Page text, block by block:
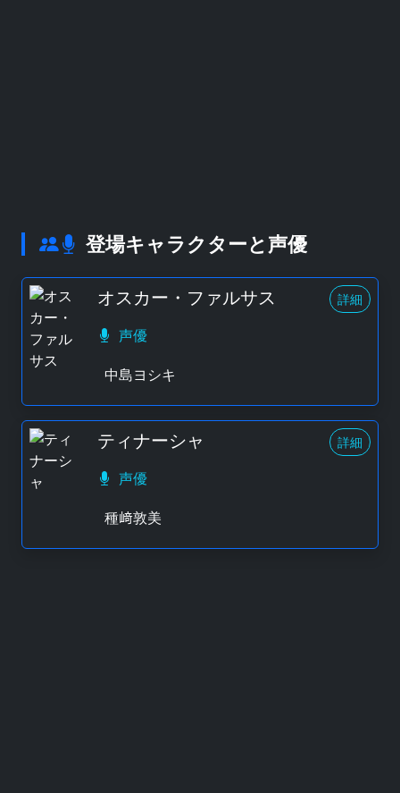
登場キャラクターと声優
オスカー・ファルサス 詳細
声優
中島ヨシキ
ティナーシャ 詳細
声優
種﨑敦美